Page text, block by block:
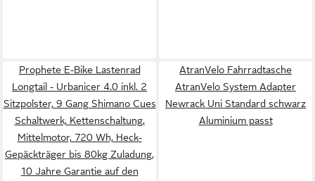
Prophete E-Bike Lastenrad
Longtail - Urbanicer 4.0 inkl. 2
Sitzpolster, 9 Gang Shimano Cues
Schaltwerk, Kettenschaltung,
Mittelmotor, 720 Wh, Heck-
Gepäckträger bis 80kg Zuladung,
10 Jahre Garantie auf den
AtranVelo Fahrradtasche
AtranVelo System Adapter
Newrack Uni Standard schwarz
Aluminium passt